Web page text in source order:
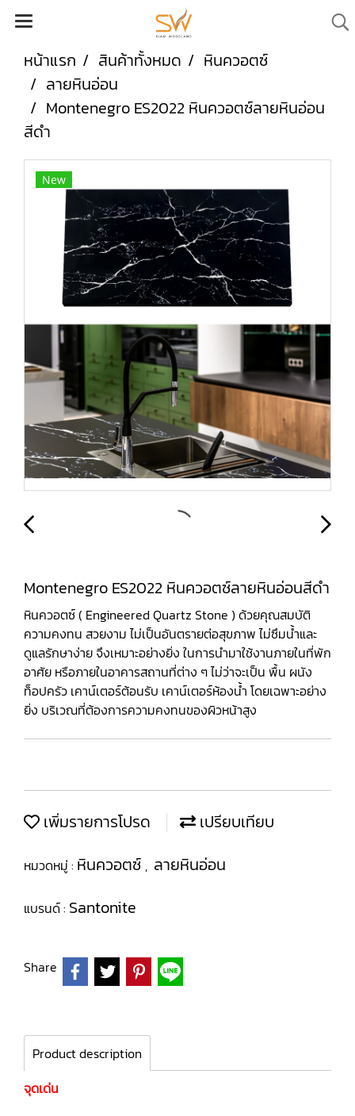
หน้าแรก สินค้าทั้งหมด
หินควอตซ์
ลายหินอ่อน
Montenegro ES2022 หินควอตซ์ลายหินอ่อน
สีดำ
New
Montenegro ES2022 หินควอตซ์ลายหินอ่อนสีดำ
หินควอตซ์ ( Engineered Quartz Stone ) ด้วยคุณสมบัติ
ความคงทน สวยงาม ไม่เป็นอันตรายต่อสุขภาพ ไม่ซึมน้ำและ
ดูแลรักษาง่าย จึงเหมาะอย่างยิ่ง ในการนำมาใช้งานภายในที่พัก
อาศัย หรือภายในอาคารสถานที่ต่าง ๆ ไม่ว่าจะเป็น พื้น ผนัง
ท็อปครัว เคาน์เตอร์ต้อนรับ เคาน์เตอร์ห้องน้ำ โดยเฉพาะอย่าง
ยิ่ง บริเวณที่ต้องการความคงทนของผิวหน้าสูง
เพิ่มรายการโปรด เปรียบเทียบ
หมวดหมู่ : หินควอตซ์ , ลายหินอ่อน
แบรนด์ : Santonite
Share
Product description
จุดเด่น